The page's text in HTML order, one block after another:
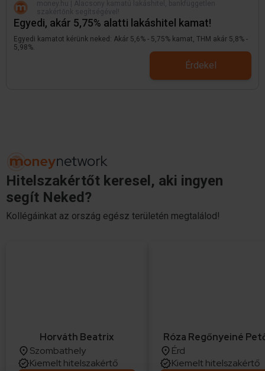
Egyedi, akár 5,75% alatti lakáshitel kamat!
Egyedi kamatot kérünk neked: Akár 5,6% - 5,75% kamat, THM akár 5,8% -
5,98%.
Érdekel
Hitelszakértőt keresel, aki ingyen
segít Neked?
Kollégáinkat az ország egész területén megtalálod!
Horváth Beatrix
Szombathely
Kiemelt hitelszakértő
Róza Regőnyeiné
Érd
Kiemelt hitelszakértő